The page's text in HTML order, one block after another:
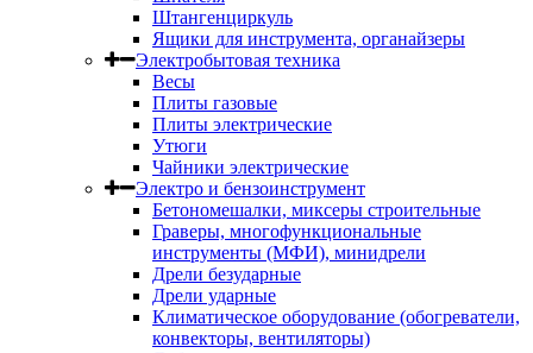
Штангенциркуль
Ящики для инструмента, органайзеры
Электробытовая техника
Весы
Плиты газовые
Плиты электрические
Утюги
Чайники электрические
Электро и бензоинструмент
Бетономешалки, миксеры строительные
Граверы, многофункциональные
инструменты (МФИ), минидрели
Дрели безударные
Дрели ударные
Климатическое оборудование (обогреватели,
конвекторы, вентиляторы)